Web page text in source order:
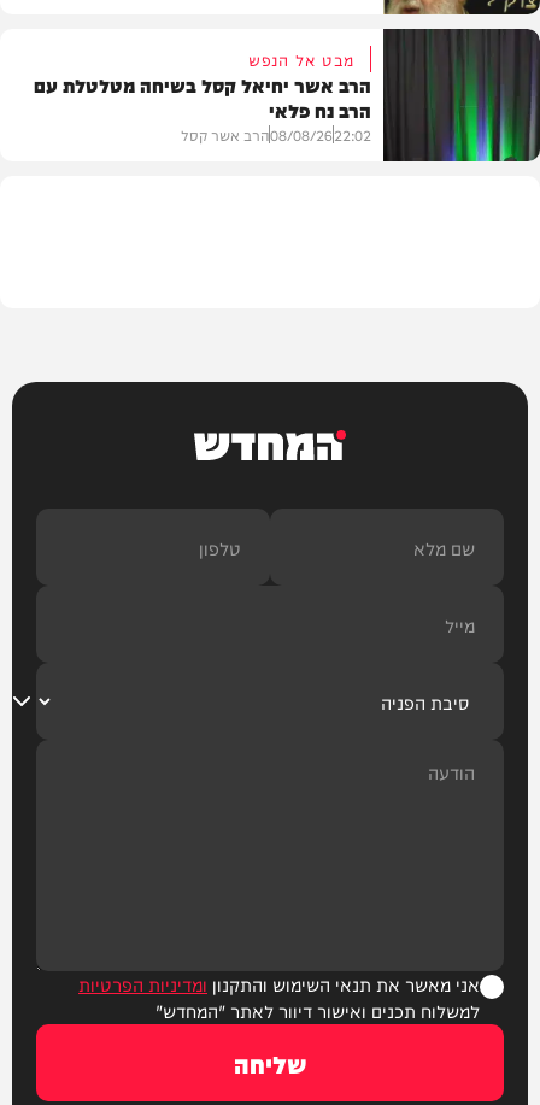
וידאו
מבט אל הנפש
הרב אשר יחיאל קסל בשיחה מטלטלת עם
הרב נח פלאי
22:02
08/08/26הרב אשר קסל
המחדש
אני מאשר את תנאי השימוש והתקנון ומדיניות הפרטיות
למשלוח תכנים ואישור דיוור לאתר "המחדש"
שליחה